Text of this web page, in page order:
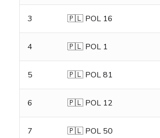
3 🇵🇱 POL 16
4 🇵🇱 POL 1
5 🇵🇱 POL 81
6 🇵🇱 POL 12
7 🇵🇱 POL 50